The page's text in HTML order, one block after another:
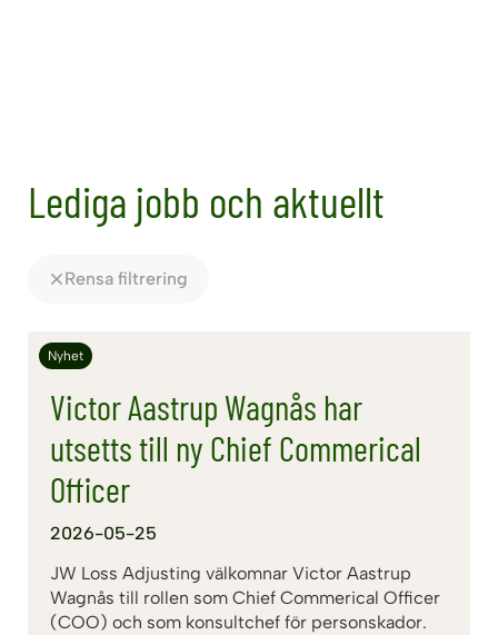
Lediga jobb och aktuellt
Rensa filtrering
Nyhet
2026-05-25
Victor Aastrup Wagnås har
utsetts till ny Chief Commerical
Officer
JW Loss Adjusting välkomnar Victor Aastrup
Wagnås till rollen som Chief Commerical Officer
(COO) och som konsultchef för personskador.